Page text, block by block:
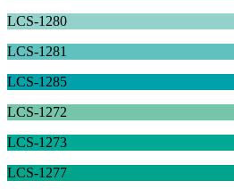
LCS-1280
LCS-1281
LCS-1285
LCS-1272
LCS-1273
LCS-1277